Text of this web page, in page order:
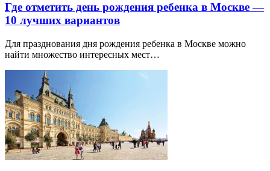
Где отметить день рождения ребенка в Москве —
10 лучших вариантов
Для празднования дня рождения ребенка в Москве можно
найти множество интересных мест…